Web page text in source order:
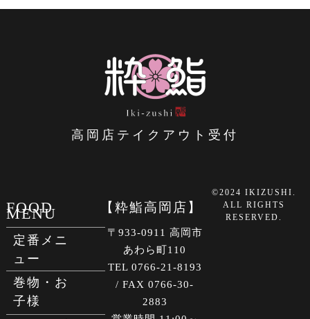
高岡店テイクアウト受付
FOOD
MENU
定番メニ
ュー
巻物・お
子様
【粋鮨高岡店】
〒933-0911 高岡市
あわら町110
TEL 0766-21-8193
/ FAX 0766-30-
2883
©2024 IKIZUSHI.
ALL RIGHTS
RESERVED.